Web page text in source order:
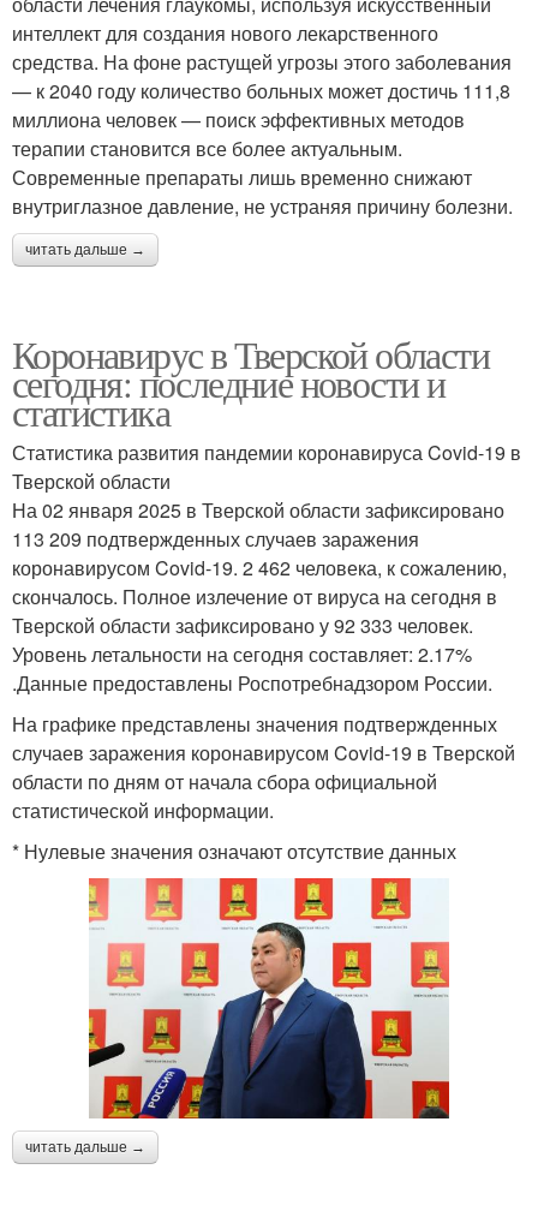
интеллект для создания нового лекарственного
средства. На фоне растущей угрозы этого заболевания
— к 2040 году количество больных может достичь 111,8
миллиона человек — поиск эффективных методов
терапии становится все более актуальным.
Современные препараты лишь временно снижают
внутриглазное давление, не устраняя причину болезни.
читать дальше →
Коронавирус в Тверской области
сегодня: последние новости и
статистика
Статистика развития пандемии коронавируса Covid-19 в
Тверской области
На 02 января 2025 в Тверской области зафиксировано
113 209 подтвержденных случаев заражения
коронавирусом Covid-19. 2 462 человека, к сожалению,
скончалось. Полное излечение от вируса на сегодня в
Тверской области зафиксировано у 92 333 человек.
Уровень летальности на сегодня составляет: 2.17%
.Данные предоставлены Роспотребнадзором России.
На графике представлены значения подтвержденных
случаев заражения коронавирусом Covid-19 в Тверской
области по дням от начала сбора официальной
статистической информации.
* Нулевые значения означают отсутствие данных
читать дальше →